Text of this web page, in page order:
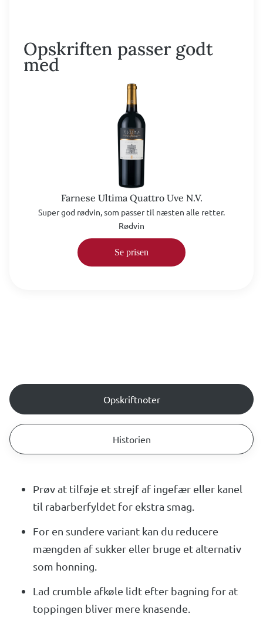
Opskriften passer godt
med
Farnese Ultima Quattro Uve N.V.
Super god rødvin, som passer til næsten alle retter.
Rødvin
Se prisen
Opskriftnoter
Historien
Prøv at tilføje et strejf af ingefær eller kanel
til rabarberfyldet for ekstra smag.
For en sundere variant kan du reducere
mængden af sukker eller bruge et alternativ
som honning.
Lad crumble afkøle lidt efter bagning for at
toppingen bliver mere knasende.